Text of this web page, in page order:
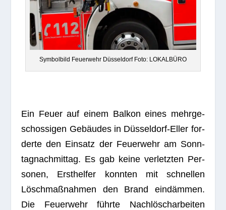
Sym­bol­bild Feu­er­wehr Düs­sel­dorf Foto: LOKALBÜRO
Ein Feuer auf einem Bal­kon eines mehr­ge­
schos­si­gen Gebäu­des in Düs­sel­dorf-Eller for­
derte den Ein­satz der Feu­er­wehr am Sonn­
tag­nach­mit­tag. Es gab keine ver­letz­ten Per­
so­nen, Erst­hel­fer konn­ten mit schnel­len
Lösch­maß­nah­men den Brand ein­däm­men.
Die Feu­er­wehr führte Nach­lösch­ar­bei­ten